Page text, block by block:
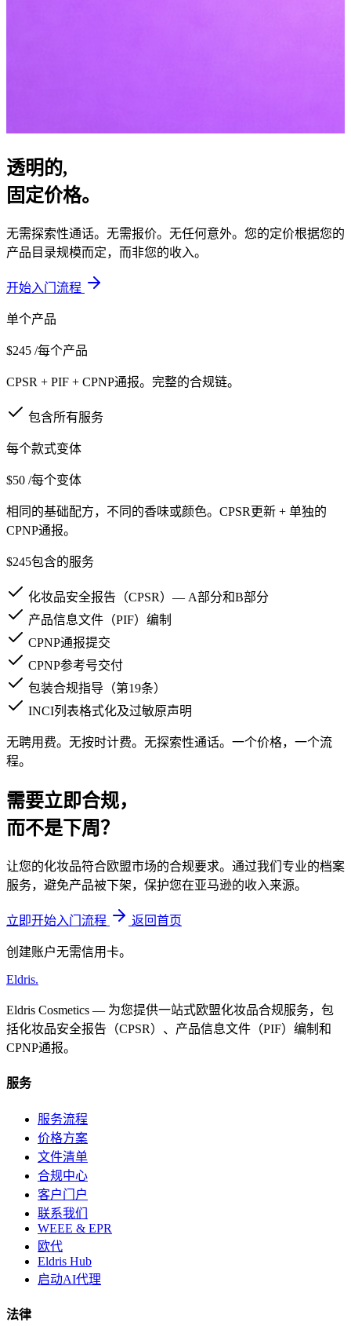
透明的,
固定价格。
无需探索性通话。无需报价。无任何意外。您的定价根据您的
产品目录规模而定，而非您的收入。
开始入门流程
单个产品
$245 /每个产品
CPSR + PIF + CPNP通报。完整的合规链。
包含所有服务
每个款式变体
$50 /每个变体
相同的基础配方，不同的香味或颜色。CPSR更新 + 单独的
CPNP通报。
$245包含的服务
化妆品安全报告（CPSR）— A部分和B部分
产品信息文件（PIF）编制
CPNP通报提交
CPNP参考号交付
包装合规指导（第19条）
INCI列表格式化及过敏原声明
无聘用费。无按时计费。无探索性通话。一个价格，一个流
程。
需要立即合规，
而不是下周？
让您的化妆品符合欧盟市场的合规要求。通过我们专业的档案
服务，避免产品被下架，保护您在亚马逊的收入来源。
立即开始入门流程 返回首页
创建账户无需信用卡。
Eldris.
Eldris Cosmetics — 为您提供一站式欧盟化妆品合规服务，包
括化妆品安全报告（CPSR）、产品信息文件（PIF）编制和
CPNP通报。
服务
服务流程
价格方案
文件清单
合规中心
客户门户
联系我们
WEEE & EPR
欧代
Eldris Hub
启动AI代理
法律